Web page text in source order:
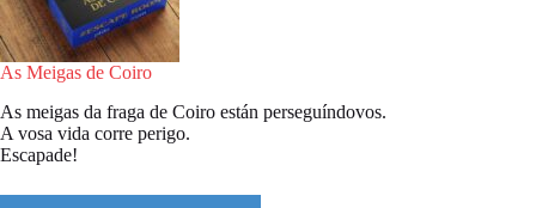
As Meigas de Coiro
As meigas da fraga de Coiro están perseguíndovos.
A vosa vida corre perigo.
Escapade!